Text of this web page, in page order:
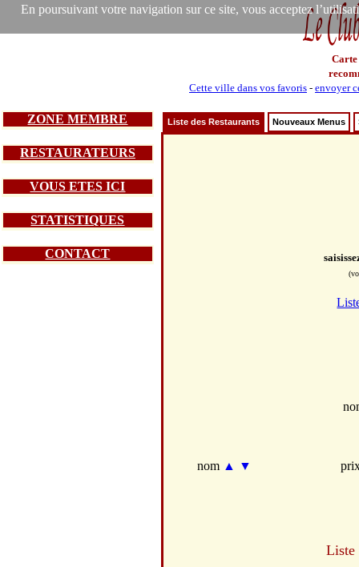
En poursuivant votre navigation sur ce site, vous acceptez
Carte
Cette ville dans vos favoris - envoyer
ZONE MEMBRE
RESTAURATEURS
VOUS ETES ICI
STATISTIQUES
CONTACT
Liste des Restaurants Nouveaux Menus
nom ▲ ▼
Liste